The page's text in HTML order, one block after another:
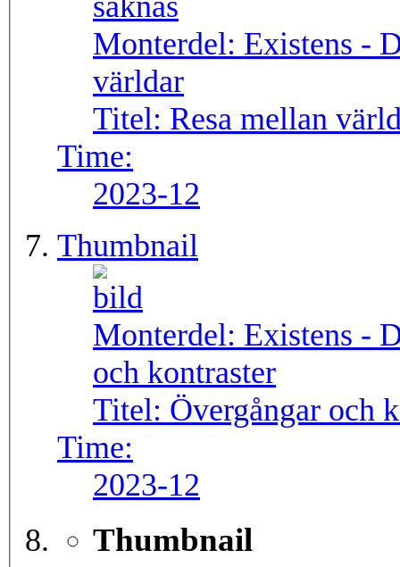
Monterdel: Existens -
världar
Titel: Resa mellan
Time:
2023-12
Thumbnail
Monterdel: Existens -
och kontraster
Titel: Övergångar och
Time:
2023-12
Thumbnail